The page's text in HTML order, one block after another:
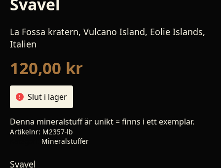
La Fossa kratern, Vulcano Island, Eolie Islands,
Italien
120,00 kr
Slut i lager
Denna mineralstuff är unikt = finns i ett exemplar.
Artikelnr: M2357-lb
Mineralstuffer
Svavel